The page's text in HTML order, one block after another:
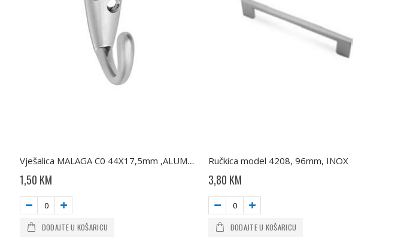
Vješalica MALAGA C0 44X17,5mm ,ALUMINIJ
1,50 KM
DODAJTE U KOŠARICU
Ručkica model 4208, 96mm, INOX
3,80 KM
DODAJTE U KOŠARICU